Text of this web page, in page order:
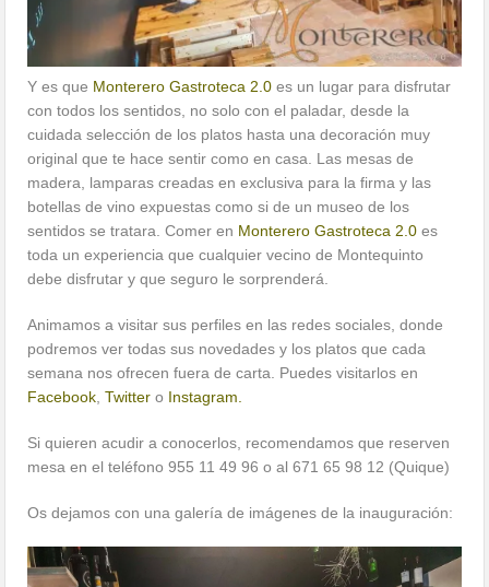
Y es que Monterero Gastroteca 2.0 es un lugar para disfrutar
con todos los sentidos, no solo con el paladar, desde la
cuidada selección de los platos hasta una decoración muy
original que te hace sentir como en casa. Las mesas de
madera, lamparas creadas en exclusiva para la firma y las
botellas de vino expuestas como si de un museo de los
sentidos se tratara. Comer en Monterero Gastroteca 2.0 es
toda un experiencia que cualquier vecino de Montequinto
debe disfrutar y que seguro le sorprenderá.
Animamos a visitar sus perfiles en las redes sociales, donde
podremos ver todas sus novedades y los platos que cada
semana nos ofrecen fuera de carta. Puedes visitarlos en
Facebook ,Twitter o Instagram.
Si quieren acudir a conocerlos, recomendamos que reserven
mesa en el teléfono 955 11 49 96 o al 671 65 98 12 (Quique)
Os dejamos con una galería de imágenes de la inauguración: